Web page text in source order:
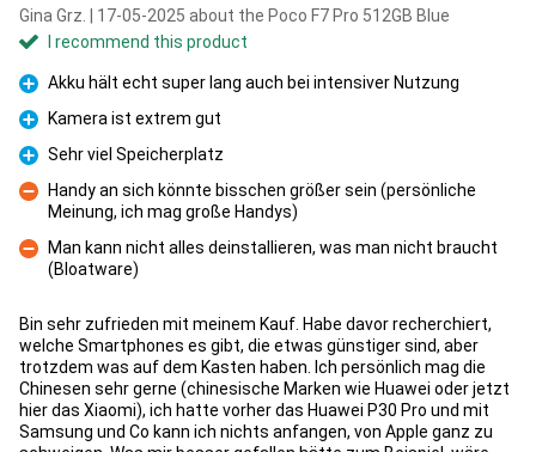
Gina Grz. | 17-05-2025 about the Poco F7 Pro 512GB Blue
I recommend this product
Pro
Akku hält echt super lang auch bei intensiver Nutzung
Pro
Kamera ist extrem gut
Pro
Sehr viel Speicherplatz
Con
Handy an sich könnte bisschen größer sein (persönliche
Meinung, ich mag große Handys)
Con
Man kann nicht alles deinstallieren, was man nicht braucht
(Bloatware)
Bin sehr zufrieden mit meinem Kauf. Habe davor recherchiert,
welche Smartphones es gibt, die etwas günstiger sind, aber
trotzdem was auf dem Kasten haben. Ich persönlich mag die
Chinesen sehr gerne (chinesische Marken wie Huawei oder jetzt
hier das Xiaomi), ich hatte vorher das Huawei P30 Pro und mit
Samsung und Co kann ich nichts anfangen, von Apple ganz zu